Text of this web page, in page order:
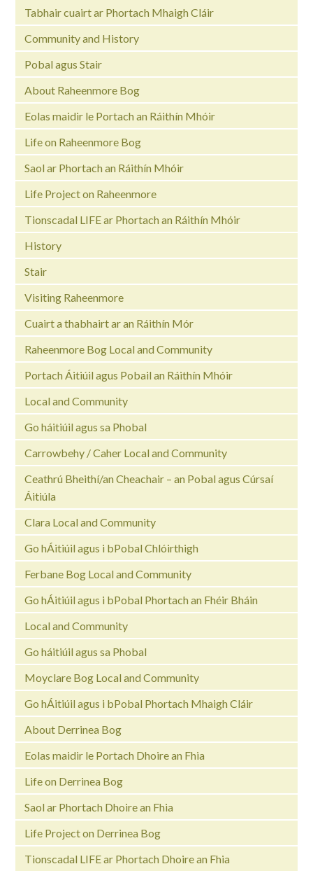
Tabhair cuairt ar Phortach Mhaigh Cláir
Community and History
Pobal agus Stair
About Raheenmore Bog
Eolas maidir le Portach an Ráithín Mhóir
Life on Raheenmore Bog
Saol ar Phortach an Ráithín Mhóir
Life Project on Raheenmore
Tionscadal LIFE ar Phortach an Ráithín Mhóir
History
Stair
Visiting Raheenmore
Cuairt a thabhairt ar an Ráithín Mór
Raheenmore Bog Local and Community
Portach Áitiúil agus Pobail an Ráithín Mhóir
Local and Community
Go háitiúil agus sa Phobal
Carrowbehy / Caher Local and Community
Ceathrú Bheithí/an Cheachair – an Pobal agus Cúrsaí
Áitiúla
Clara Local and Community
Go hÁitiúil agus i bPobal Chlóirthigh
Ferbane Bog Local and Community
Go hÁitiúil agus i bPobal Phortach an Fhéir Bháin
Local and Community
Go háitiúil agus sa Phobal
Moyclare Bog Local and Community
Go hÁitiúil agus i bPobal Phortach Mhaigh Cláir
About Derrinea Bog
Eolas maidir le Portach Dhoire an Fhia
Life on Derrinea Bog
Saol ar Phortach Dhoire an Fhia
Life Project on Derrinea Bog
Tionscadal LIFE ar Phortach Dhoire an Fhia